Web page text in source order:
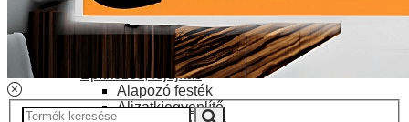
Kategóriák menü
Bolhapiac
Elektromos fűtés
Építkezés, fejújítás
Alapozó festék
Aljzatkiegyenlítő